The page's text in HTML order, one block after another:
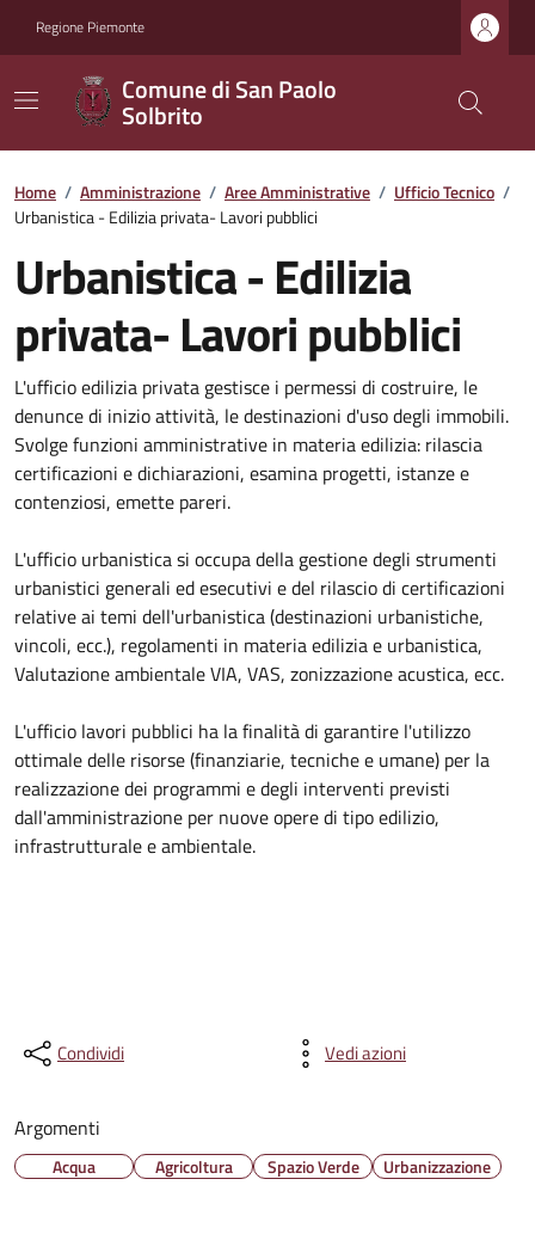
Regione Piemonte
Comune di San Paolo
Solbrito
Home / Amministrazione / Aree Amministrative / Ufficio Tecnico /
Urbanistica - Edilizia privata- Lavori pubblici
Urbanistica - Edilizia
privata- Lavori pubblici
L'ufficio edilizia privata gestisce i permessi di costruire, le
denunce di inizio attività, le destinazioni d'uso degli immobili.
Svolge funzioni amministrative in materia edilizia: rilascia
certificazioni e dichiarazioni, esamina progetti, istanze e
contenziosi, emette pareri.
L'ufficio urbanistica si occupa della gestione degli strumenti
urbanistici generali ed esecutivi e del rilascio di certificazioni
relative ai temi dell'urbanistica (destinazioni urbanistiche,
vincoli, ecc.), regolamenti in materia edilizia e urbanistica,
Valutazione ambientale VIA, VAS, zonizzazione acustica, ecc.
L'ufficio lavori pubblici ha la finalità di garantire l'utilizzo
ottimale delle risorse (finanziarie, tecniche e umane) per la
realizzazione dei programmi e degli interventi previsti
dall'amministrazione per nuove opere di tipo edilizio,
infrastrutturale e ambientale.
Condividi Vedi azioni
Argomenti
Acqua Agricoltura Spazio Verde Urbanizzazione